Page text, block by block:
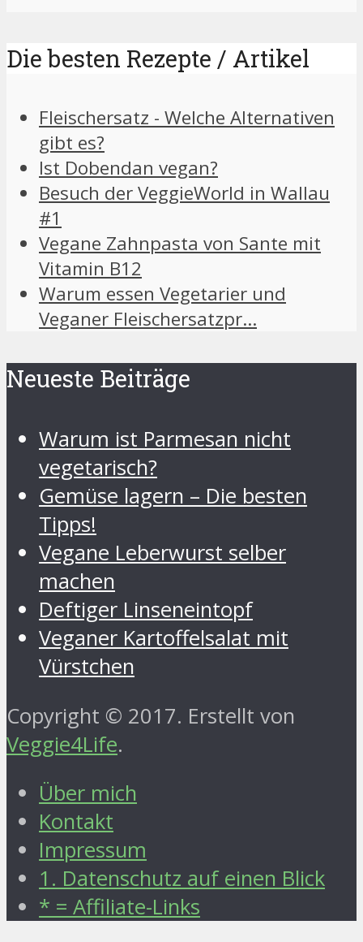
Die besten Rezepte / Artikel
Fleischersatz - Welche Alternativen
gibt es?
Ist Dobendan vegan?
Besuch der VeggieWorld in Wallau
#1
Vegane Zahnpasta von Sante mit
Vitamin B12
Warum essen Vegetarier und
Veganer Fleischersatzpr…
Neueste Beiträge
Warum ist Parmesan nicht
vegetarisch?
Gemüse lagern – Die besten
Tipps!
Vegane Leberwurst selber
machen
Deftiger Linseneintopf
Veganer Kartoffelsalat mit
Vürstchen
Copyright © 2017. Erstellt von
Veggie4Life.
Über mich
Kontakt
Impressum
1. Datenschutz auf einen Blick
* = Affiliate-Links